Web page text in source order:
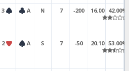
3 A N 7 -200 16.00 42.00%
2 A S 7 -50 20.10 53.00%